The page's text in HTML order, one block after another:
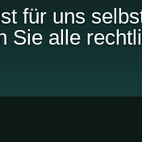
für uns
Sie alle